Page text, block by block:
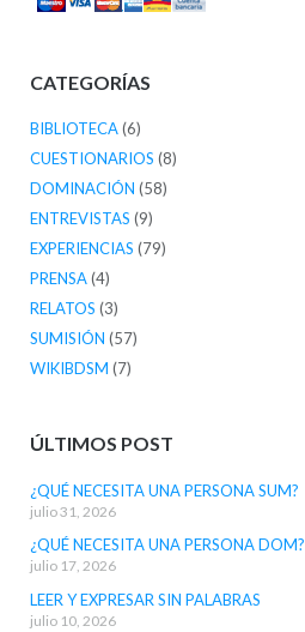
CATEGORÍAS
BIBLIOTECA(6)
CUESTIONARIOS (8)
DOMINACIÓN (58)
ENTREVISTAS (9)
EXPERIENCIAS (79)
PRENSA(4)
RELATOS (3)
SUMISIÓN (57)
WIKIBDSM (7)
ÚLTIMOS POST
¿QUÉ NECESITA UNA PERSONA SUM?
julio 31, 2026
¿QUÉ NECESITA UNA PERSONA DOM?
julio 17, 2026
LEER Y EXPRESAR SIN PALABRAS
julio 10, 2026